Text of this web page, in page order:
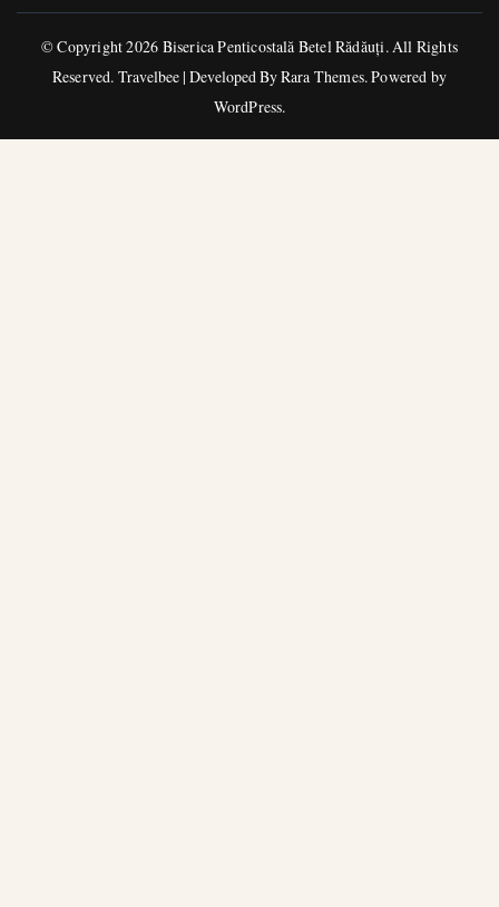
© Copyright 2026 Biserica Penticostală Betel Rădăuți. All Rights
Reserved. Travelbee | Developed ByRara Themes.Powered by
WordPress.